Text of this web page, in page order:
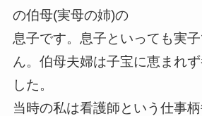
の伯母(実母の姉)の
息子です。息子といっても実
ん。伯母夫婦は子宝に恵まれ
した。
当時の私は看護師という仕事